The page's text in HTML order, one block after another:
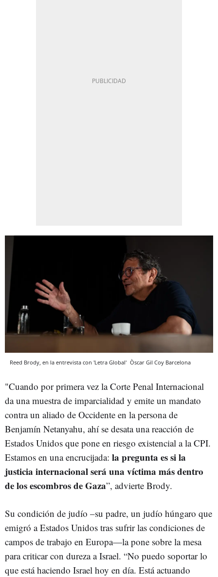
Reed Brody, en la entrevista con 'Letra Global' Òscar Gil Coy Barcelona
"Cuando por primera vez la Corte Penal Internacional
da una muestra de imparcialidad y emite un mandato
contra un aliado de Occidente en la persona de
Benjamín Netanyahu, ahí se desata una reacción de
Estados Unidos que pone en riesgo existencial a la CPI.
Estamos en una encrucijada: la pregunta es si la
justicia internacional será una víctima más dentro
de los escombros de Gaza”, advierte Brody.
Su condición de judío –su padre, un judío húngaro que
emigró a Estados Unidos tras sufrir las condiciones de
campos de trabajo en Europa—la pone sobre la mesa
para criticar con dureza a Israel. “No puedo soportar lo
que está haciendo Israel hoy en día. Está actuando